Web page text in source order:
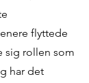
flyttede
sig rollen som
har det